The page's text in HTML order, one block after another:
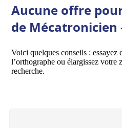
Aucune offre
de Mécatronicien
Voici quelques conseils : essayez
l’orthographe ou élargissez votre
recherche.